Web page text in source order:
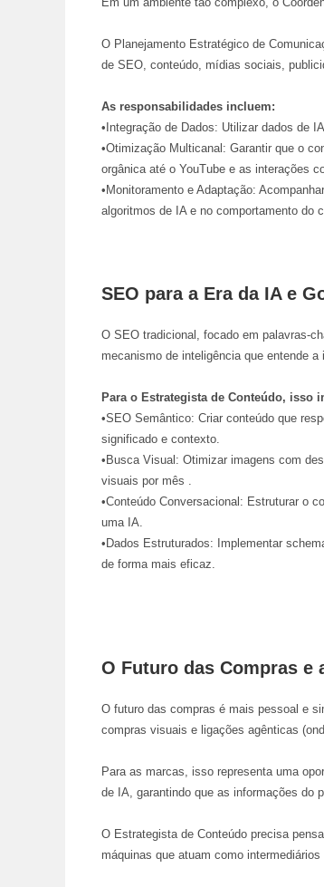
O Planejamento Estratégico de
de SEO, conteúdo, mídias sociais,
As responsabilidades incluem:
• Integração de Dados: Utilizar dados de
•Otimização Multicanal: Garantir que o
orgânica até o YouTube e as interações
• Monitoramento e Adaptação:
algoritmos de IA e no comportamento do
SEO para a Era da IA e
O SEO tradicional, focado em palavras-
mecanismo de inteligência que entende
Para o Estrategista de Conteúdo, isso
•SEO Semântico: Criar conteúdo que
significado e contexto.
• Busca Visual: Otimizar imagens com
visuais por mês .
•Conteúdo Conversacional: Estruturar o
uma IA.
• Dados Estruturados: Implementar
de forma mais eficaz.
O Futuro das Compras e
O futuro das compras é mais pessoal e
compras visuais e ligações agênticas
Para as marcas, isso representa uma
de IA, garantindo que as informações do
O Estrategista de Conteúdo precisa
máquinas que atuam como